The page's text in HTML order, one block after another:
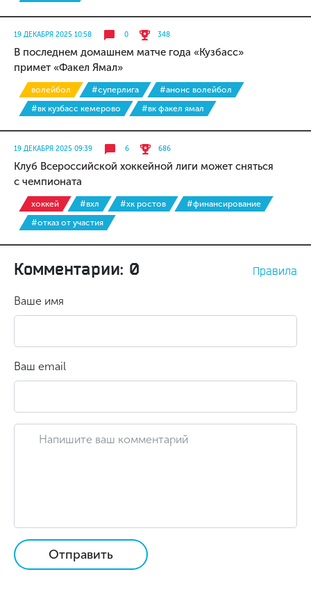
19 ДЕКАБРЯ 2025 10:58 0 348
В последнем домашнем матче года «Кузбасс»
примет «Факел Ямал»
волейбол #суперлига
#анонс волейбол
#вк кузбасс кемерово
#вк факел ямал
19 ДЕКАБРЯ 2025 09:39 6 686
Клуб Всероссийской хоккейной лиги может сняться
с чемпионата
хоккей #вхл #хк ростов
#финансирование
#отказ от участия
Комментарии: 0 Правила
Ваше имя
Ваш email
Отправить